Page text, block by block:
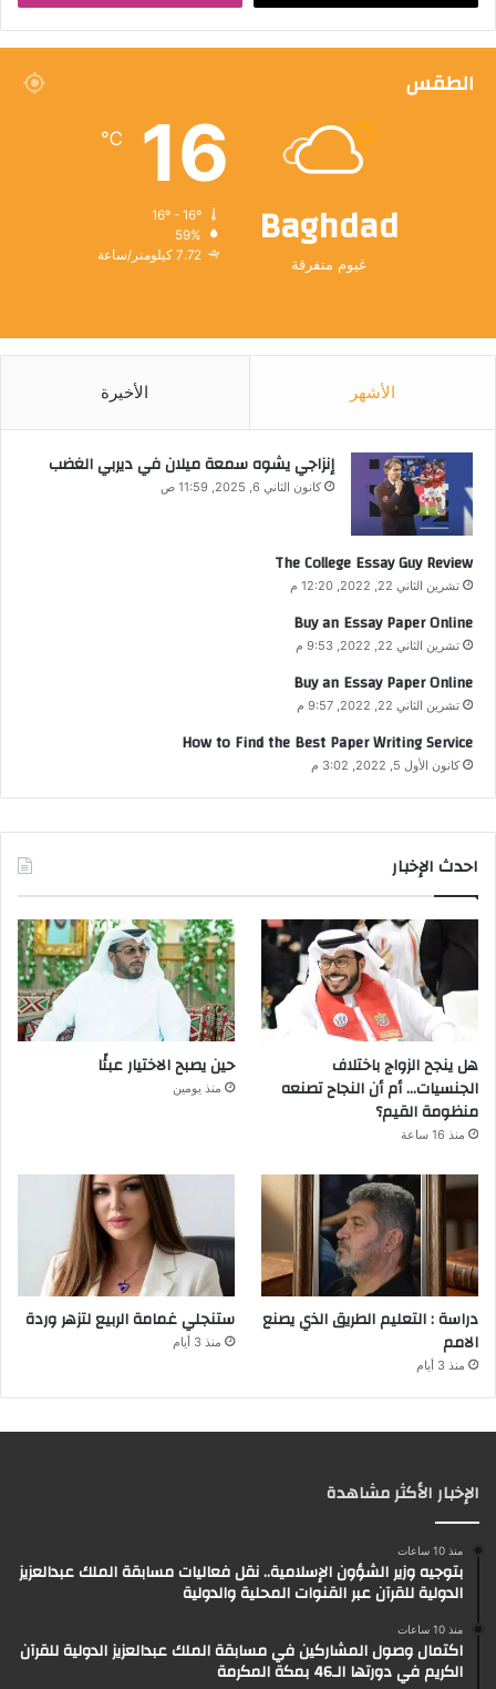
الطقس
Baghdad
غيوم متفرقة
16
℃
59%
7.72 كيلومتر/ساعة
الأشهر الأخيرة
إنزاجي يشوه سمعة ميلان في ديربي الغضب
كانون الثاني 6, 2025, 11:59 ص
The College Essay Guy Review
تشرين الثاني 22, 2022, 12:20 م
Buy an Essay Paper Online
تشرين الثاني 22, 2022, 9:53 م
Buy an Essay Paper Online
تشرين الثاني 22, 2022, 9:57 م
How to Find the Best Paper Writing Service
كانون الأول 5, 2022, 3:02 م
احدث الإخبار
هل ينجح الزواج باختلاف
الجنسيات… أم أن النجاح تصنعه
منظومة القيم؟
منذ 16 ساعة
حين يصبح الاختيار عبئًا
منذ يومين
دراسة : التعليم الطريق الذي يصنع
الامم
منذ 3 أيام
ستنجلي غمامة الربيع لتزهر وردة
منذ 3 أيام
الإخبار الأكثر مشاهدة
منذ 10 ساعات
بتوجيه وزير الشؤون الإسلامية.. نقل فعاليات مسابقة الملك عبدالعزيز
الدولية للقرآن عبر القنوات المحلية والدولية
منذ 10 ساعات
اكتمال وصول المشاركين في مسابقة الملك عبدالعزيز الدولية للقرآن
الكريم في دورتها الـ46 بمكة المكرمة